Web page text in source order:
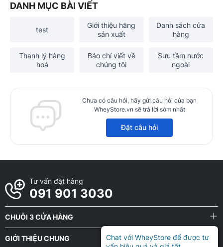
DANH MỤC BÀI VIẾT
test
Giới thiệu hãng
sản xuất
Danh sách cửa
hàng
Thanh lý hàng
hoá
Báo chí viết về
chúng tôi
Sưu tầm nước
ngoài
Chưa có câu hỏi, hãy gửi câu hỏi của bạn
WheyStore.vn sẽ trả lời sớm nhất
Đặt câu hỏi
Tư vấn đặt hàng
091 901 3030
CHUỖI 3 CỬA HÀNG
GIỚI THIỆU CHUNG
Chat với WheyStore để được tư